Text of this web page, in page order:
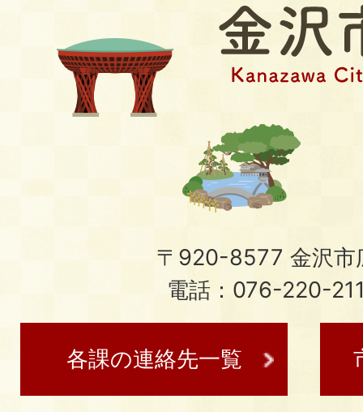
〒920-8577 金沢市
電話：076-220-
各課の連絡先一覧